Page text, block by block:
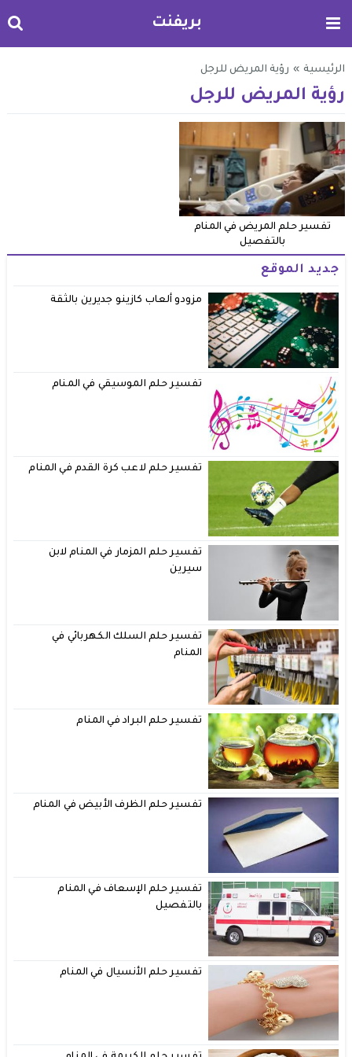
بريفنت
الرئيسية » رؤية المريض للرجل
رؤية المريض للرجل
تفسير حلم المريض في المنام
بالتفصيل
جديد الموقع
مزودو ألعاب كازينو جديرين بالثقة
تفسير حلم الموسيقي في المنام
تفسير حلم لاعب كرة القدم في المنام
تفسير حلم المزمار في المنام لابن
سيرين
تفسير حلم السلك الكهربائي في
المنام
تفسير حلم البراد في المنام
تفسير حلم الظرف الأبيض في المنام
تفسير حلم الإسعاف في المنام
بالتفصيل
تفسير حلم الأنسيال في المنام